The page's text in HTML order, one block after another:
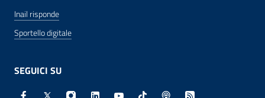
Inail risponde
Sportello digitale
SEGUICI SU